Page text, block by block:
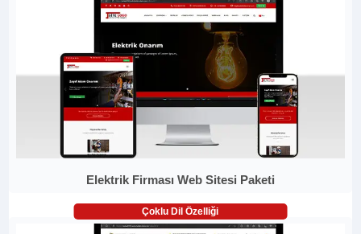
Elektrik Firması Web Sitesi Paketi
Çoklu Dil Özelliği